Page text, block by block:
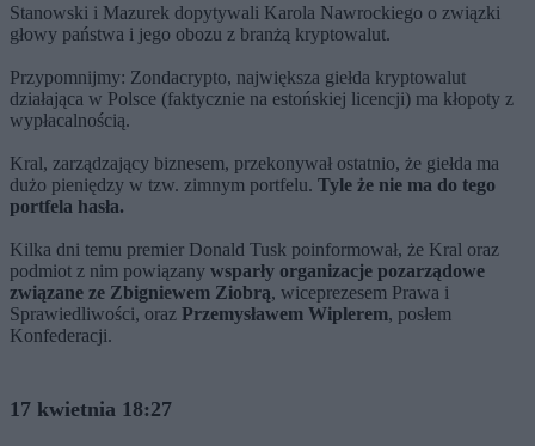
Stanowski i Mazurek dopytywali Karola Nawrockiego o związki
głowy państwa i jego obozu z branżą kryptowalut.
Przypomnijmy: Zondacrypto, największa giełda kryptowalut
działająca w Polsce (faktycznie na estońskiej licencji) ma kłopoty z
wypłacalnością.
Kral, zarządzający biznesem, przekonywał ostatnio, że giełda ma
dużo pieniędzy w tzw. zimnym portfelu. Tyle że nie ma do tego
portfela hasła.
Kilka dni temu premier Donald Tusk poinformował, że Kral oraz
podmiot z nim powiązany wsparły organizacje pozarządowe
związane ze Zbigniewem Ziobrą, wiceprezesem Prawa i
Sprawiedliwości, oraz Przemysławem Wiplerem, posłem
Konfederacji.
17 kwietnia 18:27